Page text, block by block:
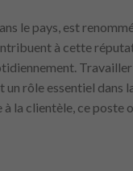
le pays, est
à cette
rôle essentiel dans
à la clientèle, ce